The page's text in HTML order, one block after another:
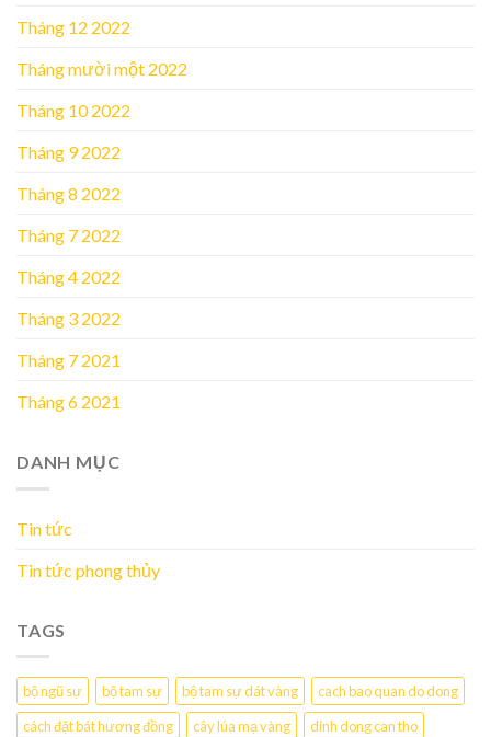
Tháng 12 2022
Tháng mười một 2022
Tháng 10 2022
Tháng 9 2022
Tháng 8 2022
Tháng 7 2022
Tháng 4 2022
Tháng 3 2022
Tháng 7 2021
Tháng 6 2021
DANH MỤC
Tin tức
Tin tức phong thủy
TAGS
bộ ngũ sự bộ tam sự bộ tam sự dát vàng
cach bao quan do dong
cách đặt bát hương đồng
cây lúa mạ vàng
dinh dong can tho